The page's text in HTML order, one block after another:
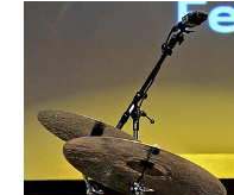
Show larger version for: